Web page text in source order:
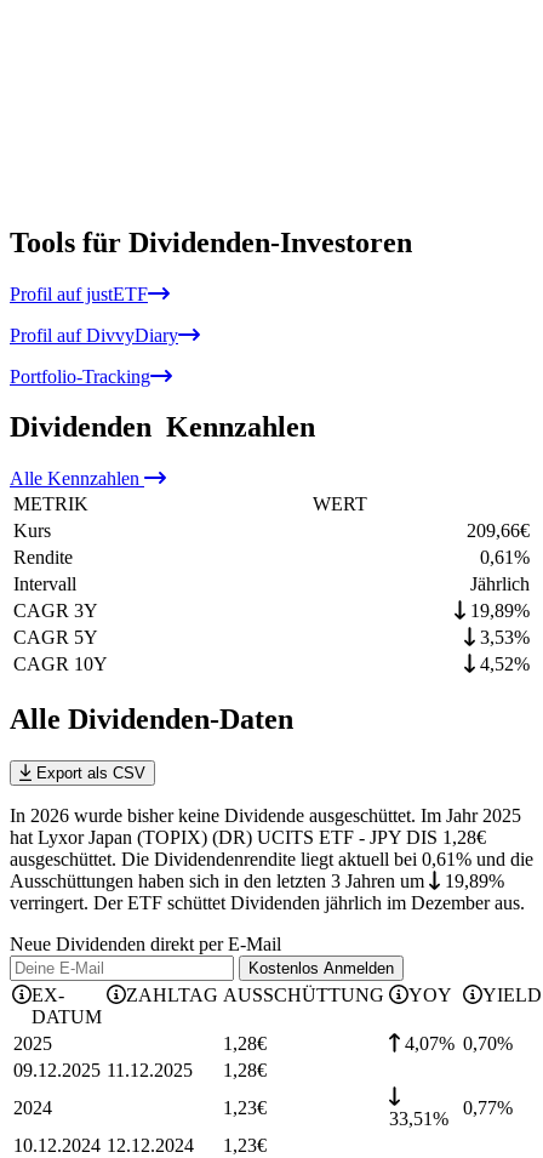
Tools für Dividenden-Investoren
Profil auf justETF
Profil auf DivvyDiary
Portfolio-Tracking
Dividenden Kennzahlen
Alle Kennzahlen
METRIK
WERT
Kurs
209,66€
Rendite
0,61%
Intervall
Jährlich
CAGR 3Y
19,89%
CAGR 5Y
3,53%
CAGR 10Y
4,52%
Alle Dividenden-Daten
Export als CSV
In 2026 wurde bisher keine Dividende ausgeschüttet. Im Jahr 2025
hat Lyxor Japan (TOPIX) (DR) UCITS ETF - JPY DIS 1,28€
ausgeschüttet. Die Dividendenrendite liegt aktuell bei 0,61% und die
Ausschüttungen haben sich in den letzten 3 Jahren um
19,89%
verringert. Der ETF schüttet Dividenden jährlich im Dezember aus.
Neue Dividenden direkt per E-Mail
Kostenlos Anmelden
EX-
DATUM
ZAHLTAG AUSSCHÜTTUNG YOY YIELD
2025 1,28€ 4,07% 0,70%
09.12.2025 11.12.2025 1,28€
2024
1,23€
33,51%
0,77%
10.12.2024 12.12.2024 1,23€